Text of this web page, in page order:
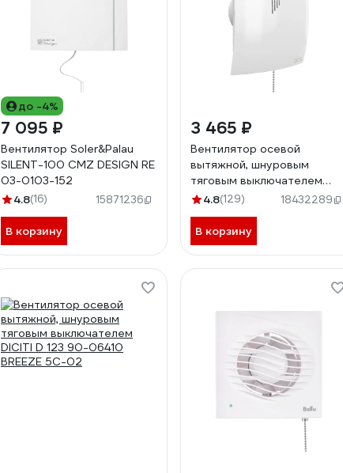
до -4%
7 095 ₽
Вентилятор Soler&Palau
SILENT-100 CMZ DESIGN RE
03-0103-152
4.8(16) 15871236
В корзину
3 465 ₽
Вентилятор осевой
вытяжной, шнуровым
тяговым выключателем
DICITI D 98 90-06403
4.8(129) 18432289
В корзину